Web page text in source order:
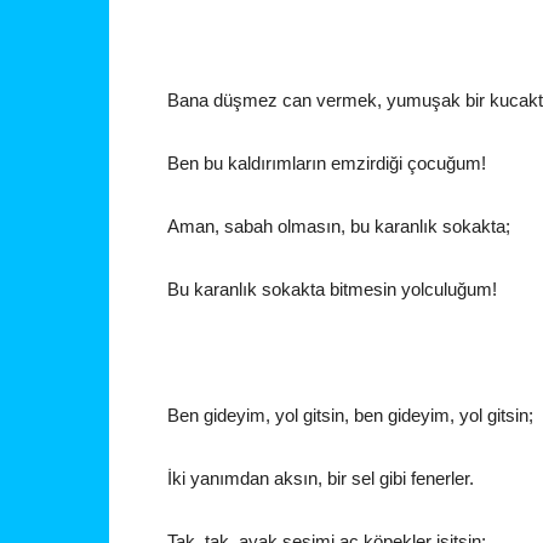
Bana düşmez can vermek, yumuşak bir
Ben bu kaldırımların emzirdiği çocuğum!
Aman, sabah olmasın, bu karanlık sokakta;
Bu karanlık sokakta bitmesin yolculuğum!
Ben gideyim, yol gitsin, ben gideyim, yol gitsin;
İki yanımdan aksın, bir sel gibi fenerler.